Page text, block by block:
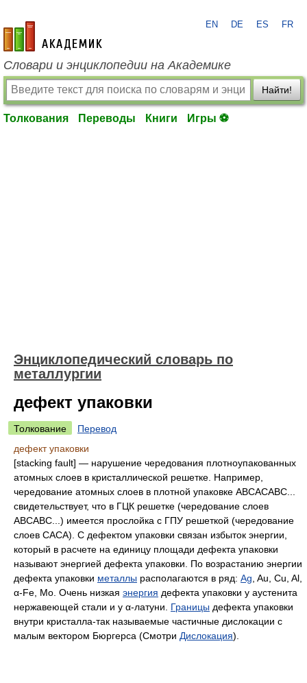
academic.ru
EN DE ES FR
Словари и энциклопедии на Академике
Найти!
Толкования Переводы Книги Игры ⚽
Энциклопедический словарь по
металлургии
дефект упаковки
Толкование
Перевод
дефект упаковки
[stacking fault] — нарушение чередования плотноупакованных
атомных слоев в кристаллической решетке. Например,
чередование атомных слоев в плотной упаковке АВСАСАВС...
свидетельствует, что в ГЦК решетке (чередование слоев
АВСАВС...) имеется прослойка с ГПУ решеткой (чередование
слоев САСА). С дефектом упаковки связан избыток энергии,
который в расчете на единицу площади дефекта упаковки
называют энергией дефекта упаковки. По возрастанию энергии
дефекта упаковки металлы располагаются в ряд: Ag , Au, Cu, Al,
α-Fe, Mo. Очень низкая энергия дефекта упаковки у аустенита
нержавеющей стали и у α-латуни. Границы дефекта упаковки
внутри кристалла-так называемые частичные дислокации с
малым вектором Бюргерса (Смотри Дислокация).